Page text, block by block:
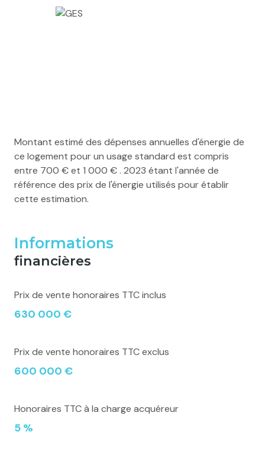
Montant estimé des dépenses annuelles d'énergie de
ce logement pour un usage standard est compris
entre 700 € et 1 000 € . 2023 étant l'année de
référence des prix de l'énergie utilisés pour établir
cette estimation.
Informations
financières
Prix de vente honoraires TTC inclus
630 000 €
Prix de vente honoraires TTC exclus
600 000 €
Honoraires TTC à la charge acquéreur
5 %